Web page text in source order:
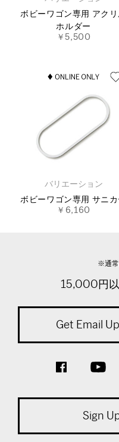
ボビーワゴン専用 アクリ
ホルダー
￥5,500
バリエーション
ボビーワゴン専用 サニカ
￥6,160
※通常
15,000円
Get Email
Sign